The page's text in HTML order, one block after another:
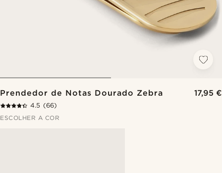
Prendedor de Notas Dourado Zebra 17,95 €
4.5 (66)
ESCOLHER A COR